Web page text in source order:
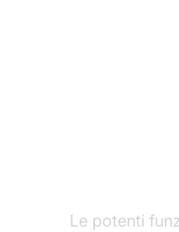
Le potenti